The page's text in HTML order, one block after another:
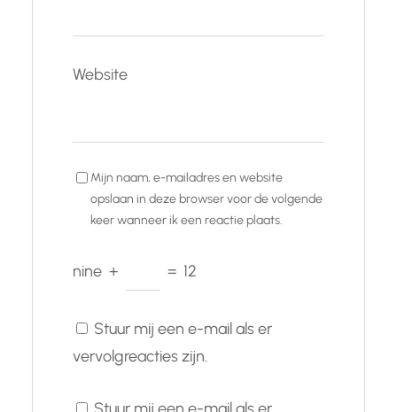
Website
Mijn naam, e-mailadres en website
opslaan in deze browser voor de volgende
keer wanneer ik een reactie plaats.
nine + = 12
Stuur mij een e-mail als er
vervolgreacties zijn.